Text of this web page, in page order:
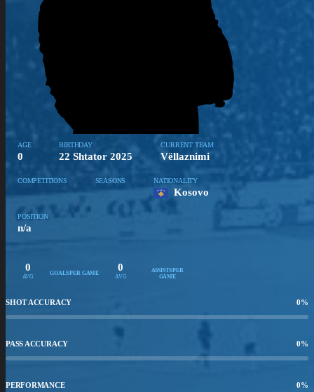
AGE
0
BIRTHDAY
22 Shtator 2025
CURRENT TEAM
Vëllaznimi
COMPETITIONS SEASONS NATIONALITY
Kosovo
POSITION
n/a
0
AVG GOALS PER GAME
0
AVG
ASSISTS PER
GAME
SHOT ACCURACY 0%
PASS ACCURACY 0%
PERFORMANCE 0%